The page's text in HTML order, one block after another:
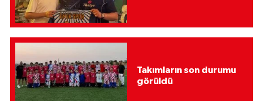
Takımların son durumu
görüldü